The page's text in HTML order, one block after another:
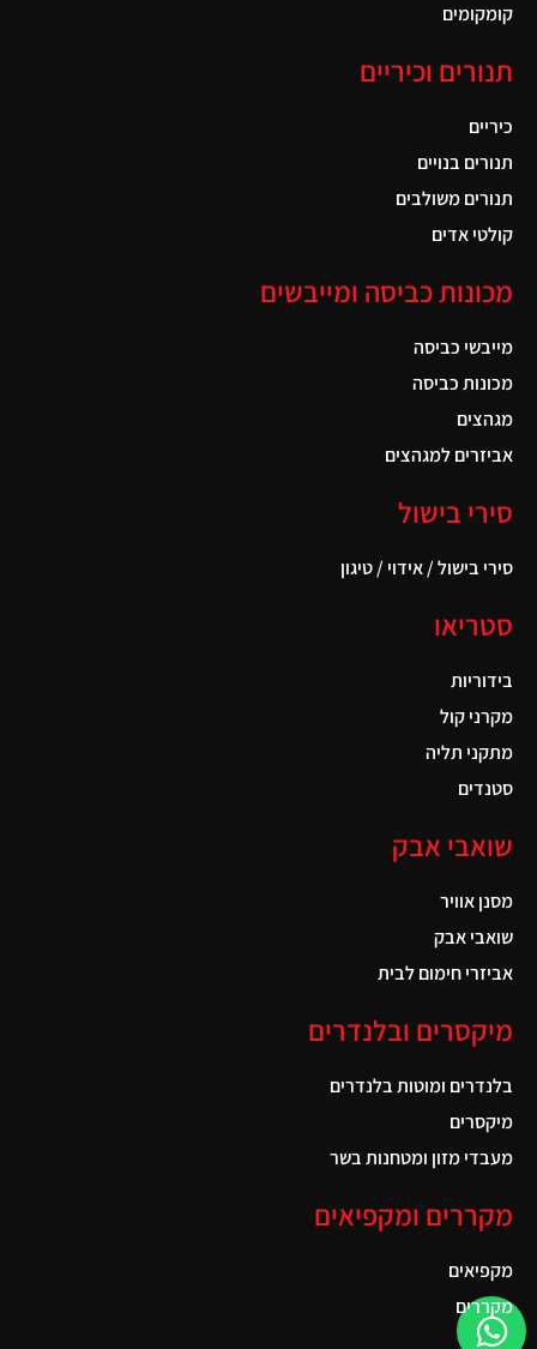
קומקומים
תנורים וכיריים
כיריים
תנורים בנויים
תנורים משולבים
קולטי אדים
מכונות כביסה ומייבשים
מייבשי כביסה
מכונות כביסה
מגהצים
אביזרים למגהצים
סירי בישול
סירי בישול / אידוי / טיגון
סטריאו
בידוריות
מקרני קול
מתקני תליה
סטנדים
שואבי אבק
מסנן אוויר
שואבי אבק
אביזרי חימום לבית
מיקסרים ובלנדרים
בלנדרים ומוטות בלנדרים
מיקסרים
מעבדי מזון ומטחנות בשר
מקררים ומקפיאים
מקפיאים
מקררים